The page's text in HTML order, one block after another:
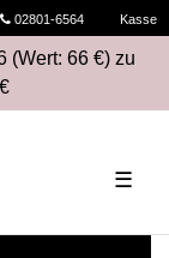
02801-6564 Kasse
(Wert: 66 €) zu
☰